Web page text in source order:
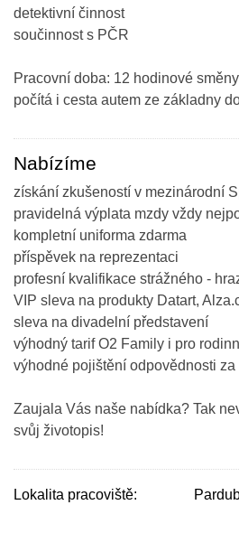
detektivní činnost
součinnost s PČR
Pracovní doba: 12 hodinové
počítá i cesta autem ze základny
Nabízíme
získání zkušeností v mezinárodní
pravidelná výplata mzdy vždy
kompletní uniforma zdarma
příspěvek na reprezentaci
profesní kvalifikace strážného -
VIP sleva na produkty Datart,
sleva na divadelní představení
výhodný tarif O2 Family i pro
výhodné pojištění odpovědnosti za
Zaujala Vás naše nabídka? Tak
svůj životopis!
Lokalita pracoviště: